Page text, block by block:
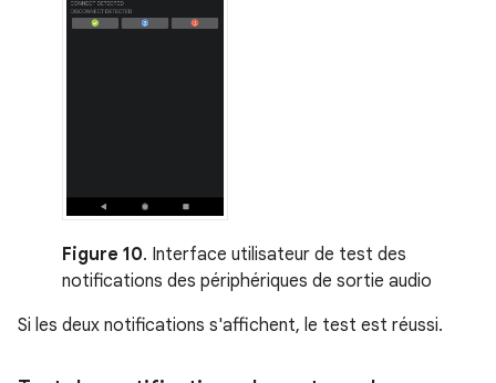
Figure 10. Interface utilisateur de test des
notifications des périphériques de sortie audio
Si les deux notifications s'affichent, le test est réussi.